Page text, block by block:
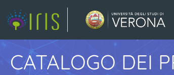
CATALOGO DEI